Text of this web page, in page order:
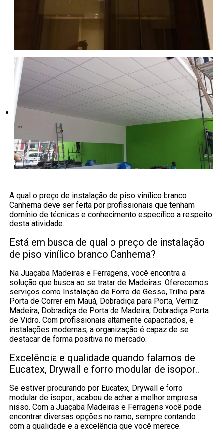
A qual o preço de instalação de piso vinílico branco
Canhema deve ser feita por profissionais que tenham
domínio de técnicas e conhecimento específico a respeito
desta atividade.
Está em busca de qual o preço de instalação
de piso vinílico branco Canhema?
Na Juaçaba Madeiras e Ferragens, você encontra a
solução que busca ao se tratar de Madeiras. Oferecemos
serviços como Instalação de Forro de Gesso, Trilho para
Porta de Correr em Mauá, Dobradiça para Porta, Verniz
Madeira, Dobradiça de Porta de Madeira, Dobradiça Porta
de Vidro. Com profissionais altamente capacitados, e
instalações modernas, a organização é capaz de se
destacar de forma positiva no mercado.
Excelência e qualidade quando falamos de
Eucatex, Drywall e forro modular de isopor..
Se estiver procurando por Eucatex, Drywall e forro
modular de isopor., acabou de achar a melhor empresa
nisso. Com a Juaçaba Madeiras e Ferragens você pode
encontrar diversas opções no ramo, sempre contando
com a qualidade e a excelência que você merece.